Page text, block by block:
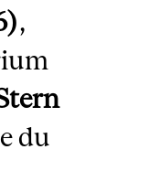
,
du